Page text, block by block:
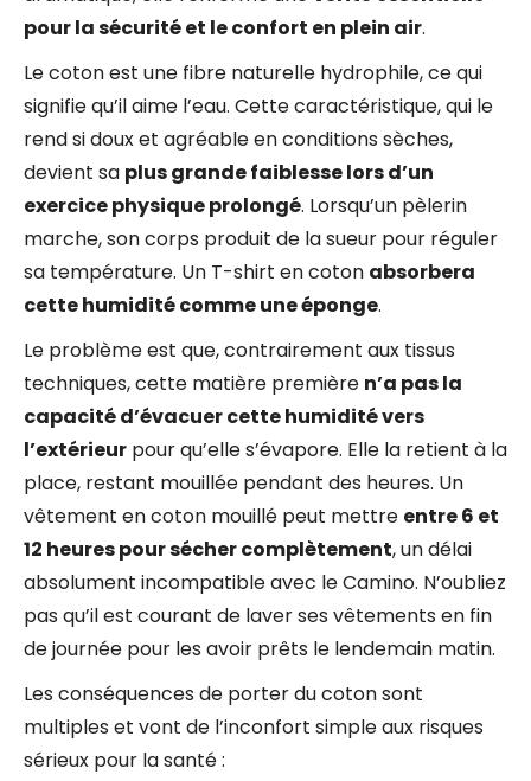
pour la sécurité et le confort en plein air.
Le coton est une fibre naturelle hydrophile, ce qui
signifie qu’il aime l’eau. Cette caractéristique, qui le
rend si doux et agréable en conditions sèches,
devient sa plus grande faiblesse lors d’un
exercice physique prolongé. Lorsqu’un pèlerin
marche, son corps produit de la sueur pour réguler
sa température. Un T-shirt en coton absorbera
cette humidité comme une éponge.
Le problème est que, contrairement aux tissus
techniques, cette matière première n’a pas la
capacité d’évacuer cette humidité vers
l’extérieur pour qu’elle s’évapore. Elle la retient à la
place, restant mouillée pendant des heures. Un
vêtement en coton mouillé peut mettre entre 6 et
12 heures pour sécher complètement, un délai
absolument incompatible avec le Camino. N’oubliez
pas qu’il est courant de laver ses vêtements en fin
de journée pour les avoir prêts le lendemain matin.
Les conséquences de porter du coton sont
multiples et vont de l’inconfort simple aux risques
sérieux pour la santé :